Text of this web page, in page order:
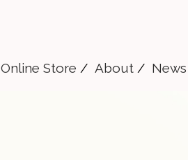
Online Store About News